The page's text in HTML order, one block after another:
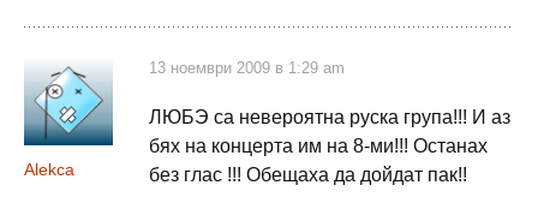
Alekca
13 ноември 2009 в 1:29 am
ЛЮБЭ са невероятна руска група!!! И аз
бях на концерта им на 8-ми!!! Останах
без глас !!! Обещаха да дойдат пак!!